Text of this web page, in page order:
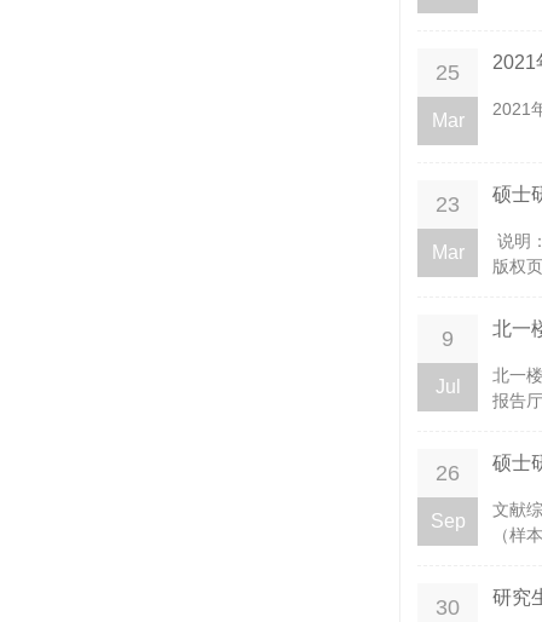
25
Mar
2021
2021
23
Mar
硕士
说明
版权
9
Jul
北一
北一
报告
26
Sep
硕士
文献
（样
30 研究